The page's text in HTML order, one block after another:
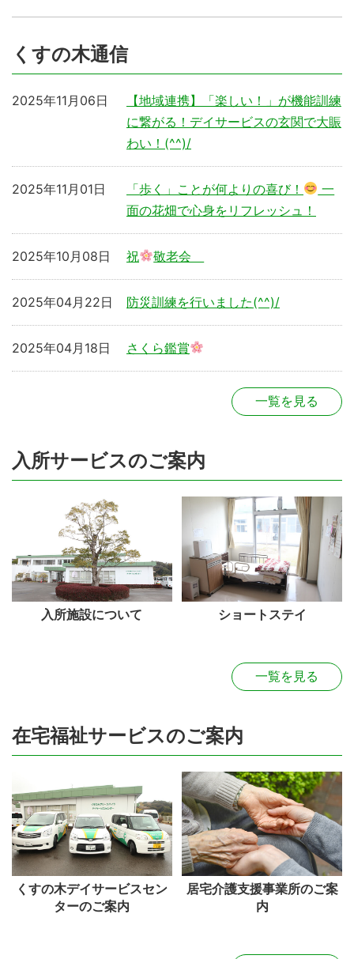
くすの木通信
【地域連携】「楽しい！」が機能訓練
に繋がる！デイサービスの玄関で大賑
わい！(^^)/
2025年11月06日
「歩く」ことが何よりの喜び！
一
面の花畑で心身をリフレッシュ！
2025年11月01日
祝 敬老会
2025年10月08日
防災訓練を行いました(^^)/
2025年04月22日
さくら鑑賞
2025年04月18日
一覧を見る
入所サービスのご案内
入所施設について ショートステイ
一覧を見る
在宅福祉サービスのご案内
くすの木デイサービスセン
ターのご案内
居宅介護支援事業所のご案
内